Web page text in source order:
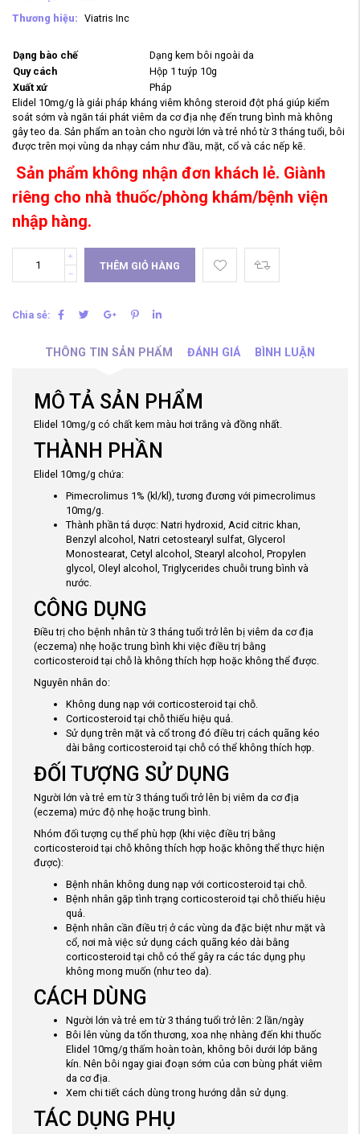
Thương hiệu: Viatris Inc
Dạng bào chế
Dạng kem bôi ngoài da
Quy cách
Hộp 1 tuýp 10g
Xuất xứ
Pháp
Elidel 10mg/g là giải pháp kháng viêm không steroid đột phá giúp kiểm
soát sớm và ngăn tái phát viêm da cơ địa nhẹ đến trung bình mà không
gây teo da. Sản phẩm an toàn cho người lớn và trẻ nhỏ từ 3 tháng tuổi, bôi
được trên mọi vùng da nhạy cảm như đầu, mặt, cổ và các nếp kẽ.
Sản phẩm không nhận đơn khách lẻ. Giành
riêng cho nhà thuốc/phòng khám/bệnh viện
nhập hàng.
THÊM GIỎ HÀNG
Chia sẻ:
THÔNG TIN SẢN PHẨM ĐÁNH GIÁ BÌNH LUẬN
MÔ TẢ SẢN PHẨM
Elidel 10mg/g có chất kem màu hơi trắng và đồng nhất.
THÀNH PHẦN
Elidel 10mg/g chứa:
Pimecrolimus 1% (kl/kl), tương đương với pimecrolimus
10mg/g.
Thành phần tá dược: Natri hydroxid, Acid citric khan,
Benzyl alcohol, Natri cetostearyl sulfat, Glycerol
Monostearat, Cetyl alcohol, Stearyl alcohol, Propylen
glycol, Oleyl alcohol, Triglycerides chuỗi trung bình và
nước
CÔNG DỤNG
Điều trị cho bệnh nhân từ 3 tháng tuổi trở lên bị viêm da cơ địa
(eczema) nhẹ hoặc trung bình khi việc điều trị bằng
corticosteroid tại chỗ là không thích hợp hoặc không thể được.
Nguyên nhân do:
Không dung nạp với corticosteroid tại chỗ.
Corticosteroid tại chỗ thiếu hiệu quả.
Sử dụng trên mặt và cổ trong đó điều trị cách quãng kéo
dài bằng corticosteroid tại chỗ có thể không thích hợp.
ĐỐI TƯỢNG SỬ DỤNG
Người lớn và trẻ em từ 3 tháng tuổi trở lên bị viêm da cơ địa
(eczema) mức độ nhẹ hoặc trung bình.
Nhóm đối tượng cụ thể phù hợp (khi việc điều trị bằng
corticosteroid tại chỗ không thích hợp hoặc không thể thực hiện
được):
Bệnh nhân không dung nạp với corticosteroid tại chỗ.
Bệnh nhân gặp tình trạng corticosteroid tại chỗ thiếu hiệu
quả.
Bệnh nhân cần điều trị ở các vùng da đặc biệt như mặt và
cổ, nơi mà việc sử dụng cách quãng kéo dài bằng
corticosteroid tại chỗ có thể gây ra các tác dụng phụ
không mong muốn (như teo da)
CÁCH DÙNG
Người lớn và trẻ em từ 3 tháng tuổi trở lên: 2 lần/ngày
Bôi lên vùng da tổn thương, xoa nhẹ nhàng đến khi thuốc
Elidel 10mg/gthấm hoàn toàn, không bôi dưới lớp băng
kín. Nên bôi ngay giai đoạn sớm của cơn bùng phát viêm
da cơ địa.
Xem chi tiết cách dùng trong hướng dẫn sử dụng.
TÁC DỤNG PHỤ